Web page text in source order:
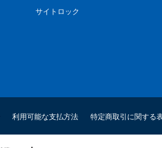
サイトロック
利用可能な支払方法 特定商取引に関する